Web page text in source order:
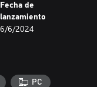
Fecha de
lanzamiento
6/6/2024
PC